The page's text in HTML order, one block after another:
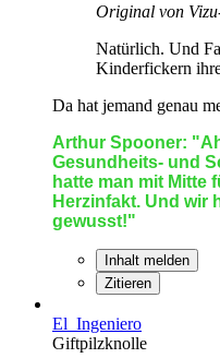
Original von
Natürlich. Und
Kinderfickern
Da hat jemand genau
Arthur Spooner:
Gesundheits- und
hatte man mit Mitte
Herzinfakt. Und wir
gewusst!"
Inhalt melden
Zitieren
El_Ingeniero
Giftpilzknolle